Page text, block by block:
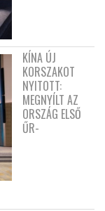
KÍNA ÚJ
KORSZAKOT
NYITOTT:
MEGNYÍLT AZ
ORSZÁG ELSŐ
ŰR-